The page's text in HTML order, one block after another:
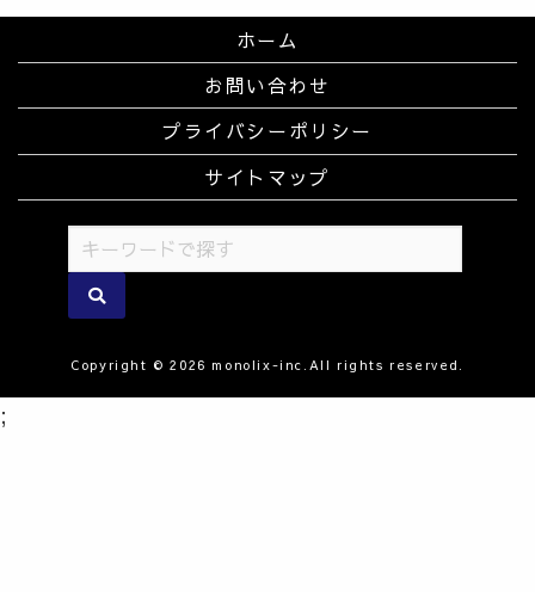
ホーム
お問い合わせ
プライバシーポリシー
サイトマップ
Copyright © 2026 monolix-inc.All rights reserved.
;